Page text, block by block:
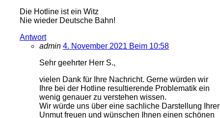
Die Hotline ist ein Witz
Nie wieder Deutsche Bahn!
Antwort
admin 4. November 2021 Beim 10:58
Sehr geehrter Herr S.,
vielen Dank für Ihre Nachricht. Gerne würden wir
Ihre bei der Hotline resultierende Problematik ein
wenig genauer zu verstehen wissen.
Wir würde uns über eine sachliche Darstellung Ihrer
Unmut freuen und wünschen Ihnen einen schönen